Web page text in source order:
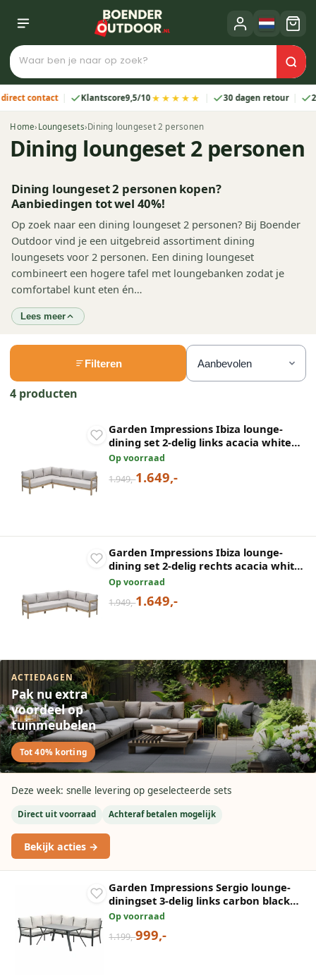
contact Klantscore9,5/10★★★★★ 30 dagen retour 2 jaar
Home› Loungesets›Dining loungeset 2 personen
Dining loungeset 2 personen
Dining loungeset 2 personen kopen?
Aanbiedingen tot wel 40%!
Op zoek naar een dining loungeset 2 personen? Bij Boender
Outdoor vind je een uitgebreid assortiment dining
loungesets voor 2 personen. Een dining loungeset
combineert een hogere tafel met loungebanken zodat je
comfortabel kunt eten én…
Lees meer
Filteren
4 producten
Garden Impressions Ibiza lounge-
dining set 2-delig links acacia white
wash grijs zand
Op voorraad
1.949,-1.649,-
Garden Impressions Ibiza lounge-
dining set 2-delig rechts acacia white
wash grijs zand
Op voorraad
1.949,-1.649,-
ACTIEDAGEN
Pak nu extra
voordeel op
tuinmeubelen
Tot 40% korting
Deze week: snelle levering op geselecteerde sets
Direct uit voorraad Achteraf betalen mogelijk
Bekijk acties →
Garden Impressions Sergio lounge-
diningset 3-delig links carbon black
desert sand
Op voorraad
1.199,-999,-